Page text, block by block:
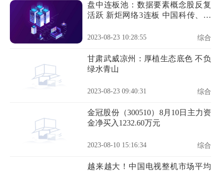
盘中连板池：数据要素概念股反复
活跃 新炬网络3连板 中国科传、三
2023-08-23 10:28:55 综合
甘肃武威凉州：厚植生态底色 不负
绿水青山
2023-08-23 09:40:31 综合
金冠股份（300510）8月10日主力资
金净买入1232.60万元
2023-08-10 15:16:34 综合
越来越大！中国电视整机市场平均